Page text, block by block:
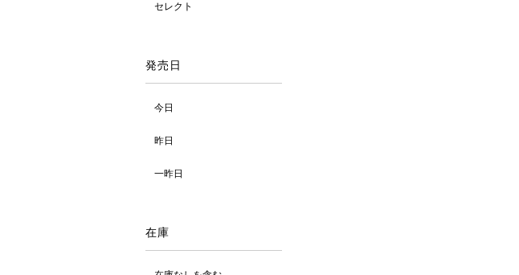
セレクト
発売日
今日
昨日
一昨日
在庫